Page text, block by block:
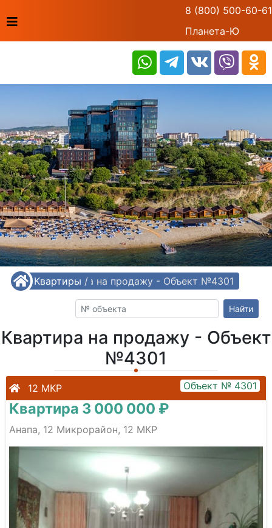
8 (800) 500-60-61
Планета-Ю
/ Квартиры /
Квартира на продажу - Объект №4301
Найти
Квартира на продажу - Объект
№4301
12 МКР Объект № 4301
Квартира 3 000 000 ₽
Анапа, 12 Микрорайон, 12 МКР